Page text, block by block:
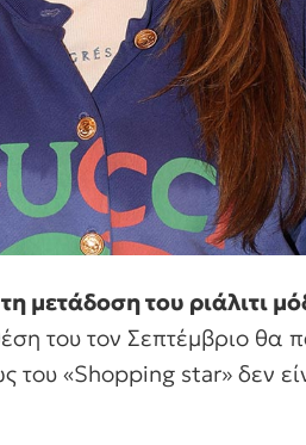
μετάδοση του ριάλιτι
του τον Σεπτέμβριο θα
του «Shopping star» δεν